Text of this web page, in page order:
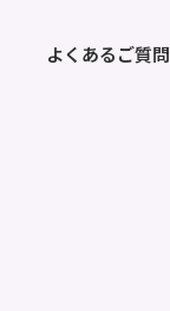
よくあるご質問